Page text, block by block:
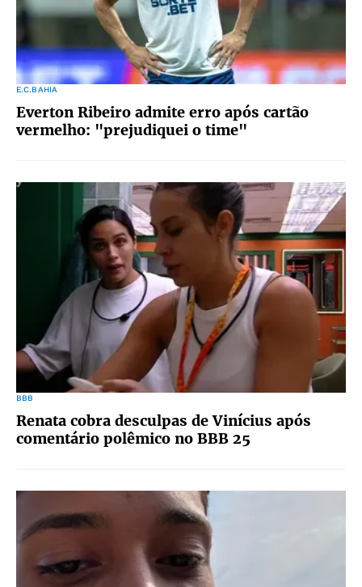
E.C.BAHIA
Everton Ribeiro admite erro após cartão
vermelho: "prejudiquei o time"
BBB
Renata cobra desculpas de Vinícius após
comentário polêmico no BBB 25